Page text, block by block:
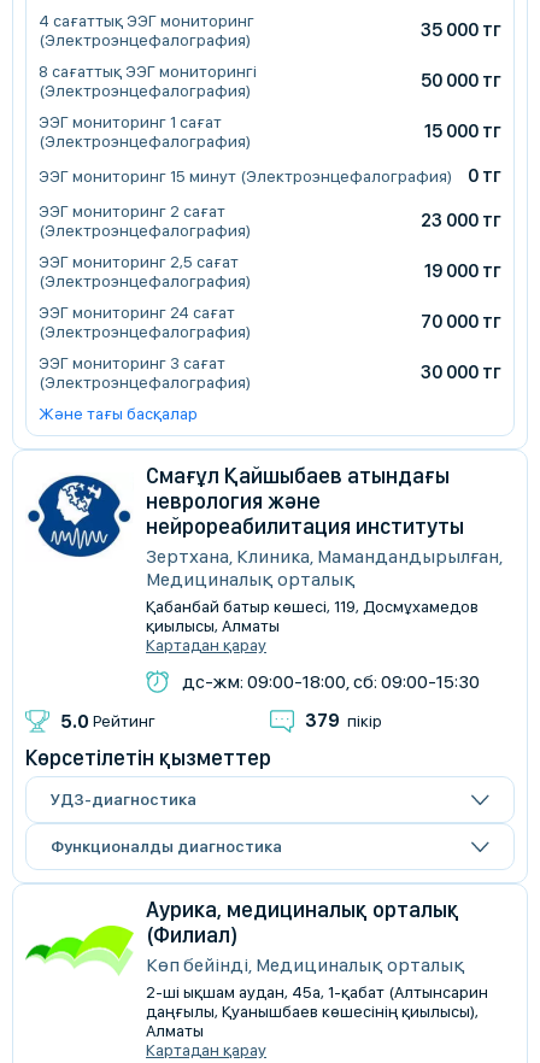
4 сағаттық ЭЭГ мониторинг
(Электроэнцефалография)
35 000 тг
8 сағаттық ЭЭГ мониторингі
(Электроэнцефалография)
50 000 тг
ЭЭГ мониторинг 1 сағат
(Электроэнцефалография)
15 000 тг
ЭЭГ мониторинг 15 минут (Электроэнцефалография) 0 тг
ЭЭГ мониторинг 2 сағат
(Электроэнцефалография)
23 000 тг
ЭЭГ мониторинг 2,5 сағат
(Электроэнцефалография)
19 000 тг
ЭЭГ мониторинг 24 сағат
(Электроэнцефалография)
70 000 тг
ЭЭГ мониторинг 3 сағат
(Электроэнцефалография)
30 000 тг
Және тағы басқалар
Смағұл Қайшыбаев атындағы
неврология және
нейрореабилитация институты
Зертхана, Клиника, Мамандандырылған,
Медициналық орталық
Қабанбай батыр көшесі, 119, Досмұхамедов
қиылысы, Алматы
Картадан қарау
дс-жм: 09:00-18:00, сб: 09:00-15:30
5.0 Рейтинг 379 пікір
Көрсетілетін қызметтер
УДЗ-диагностика
Функционалды диагностика
Аурика, медициналық орталық
(Филиал)
Көп бейінді, Медициналық орталық
2-ші ықшам аудан, 45а, 1-қабат (Алтынсарин
даңғылы, Қуанышбаев көшесінің қиылысы),
Алматы
Картадан қарау